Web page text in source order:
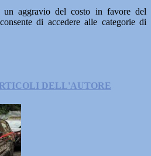
un aggravio del costo in favore del
di accedere alle categorie di
DELL'AUTORE